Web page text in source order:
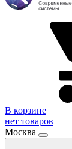
В корзине
нет товаров
Москва